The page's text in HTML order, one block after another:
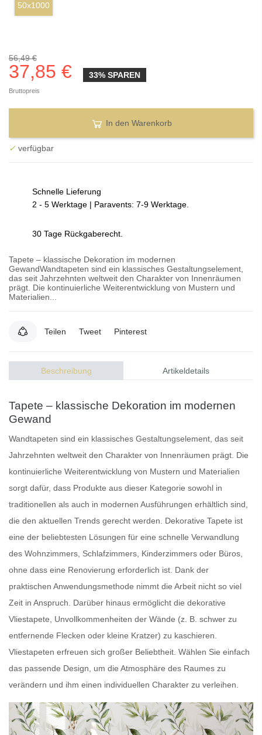
50x1000
56,49 €
37,85 € 33% SPAREN
Bruttopreis
In den Warenkorb
✓ verfügbar
Schnelle Lieferung
2 - 5 Werktage | Paravents: 7-9 Werktage.
30 Tage Rückgaberecht.
Tapete – klassische Dekoration im modernen
GewandWandtapeten sind ein klassisches Gestaltungselement,
das seit Jahrzehnten weltweit den Charakter von Innenräumen
prägt. Die kontinuierliche Weiterentwicklung von Mustern und
Materialien...
Teilen Tweet Pinterest
Beschreibung Artikeldetails
Tapete – klassische Dekoration im modernen
Gewand
Wandtapeten sind ein klassisches Gestaltungselement, das seit
Jahrzehnten weltweit den Charakter von Innenräumen prägt. Die
kontinuierliche Weiterentwicklung von Mustern und Materialien
sorgt dafür, dass Produkte aus dieser Kategorie sowohl in
traditionellen als auch in modernen Ausführungen erhältlich sind,
die den aktuellen Trends gerecht werden. Dekorative Tapete ist
eine der beliebtesten Lösungen für eine schnelle Verwandlung
des Wohnzimmers, Schlafzimmers, Kinderzimmers oder Büros,
ohne dass eine Renovierung erforderlich ist. Dank der
praktischen Anwendungsmethode nimmt die Arbeit nicht so viel
Zeit in Anspruch. Darüber hinaus ermöglicht die dekorative
Vliestapete, Unvollkommenheiten der Wände (z. B. schwer zu
entfernende Flecken oder kleine Kratzer) zu kaschieren.
Vliestapeten erfreuen sich großer Beliebtheit. Wählen Sie einfach
das passende Design, um die Atmosphäre des Raumes zu
verändern und ihm einen individuellen Charakter zu verleihen.